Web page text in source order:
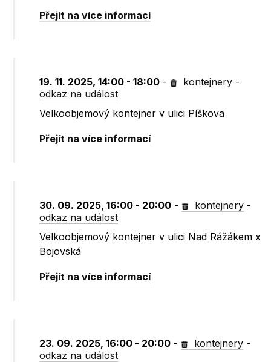
Přejít na více informací
19. 11. 2025, 14:00 - 18:00 - kontejnery -
odkaz na událost
Velkoobjemový kontejner v ulici Píškova
Přejít na více informací
30. 09. 2025, 16:00 - 20:00 - kontejnery -
odkaz na událost
Velkoobjemový kontejner v ulici Nad Rážákem x
Bojovská
Přejít na více informací
23. 09. 2025, 16:00 - 20:00 - kontejnery -
odkaz na událost